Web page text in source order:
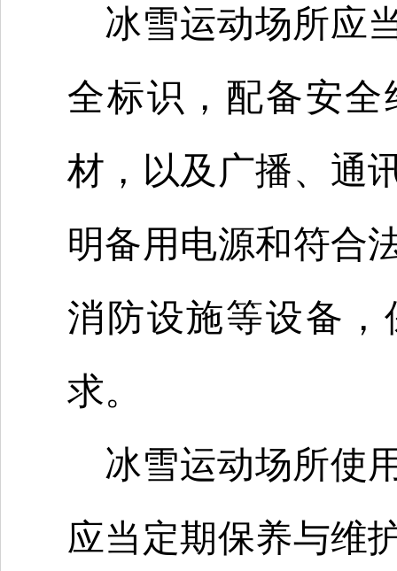
冰雪运动场所应
全标识，配备安
材，以及广播、通
明备用电源和符合
消防设施等设备
求。
冰雪运动场所使
应当定期保养与维